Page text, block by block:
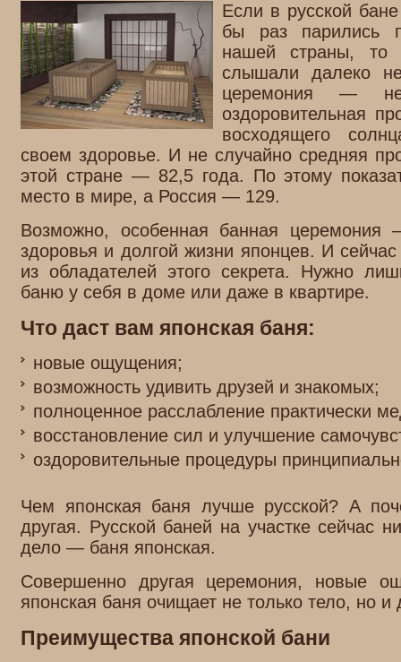
Если в русской
бы раз парились
нашей страны, то
слышали далеко
церемония — не
оздоровительная
восходящего
своем здоровье. И не случайно средняя
этой стране — 82,5 года. По этому
место в мире, а Россия — 129.
Возможно, особенная банная церемония
здоровья и долгой жизни японцев. И
из обладателей этого секрета. Нужно
баню у себя в доме или даже в квартире.
Что даст вам японская баня:
новые ощущения;
возможность удивить друзей и знакомых;
полноценное расслабление практически
восстановление сил и улучшение
оздоровительные процедуры
Чем японская баня лучше русской? А
другая. Русской баней на участке сейчас
дело — баня японская.
Совершенно другая церемония, новые
японская баня очищает не только тело, но и
Преимущества японской бани